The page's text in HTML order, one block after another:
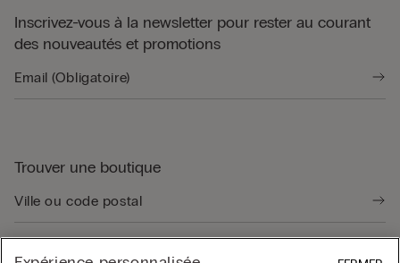
Inscrivez-vous à la newsletter pour rester au courant
des nouveautés et promotions
Trouver une boutique